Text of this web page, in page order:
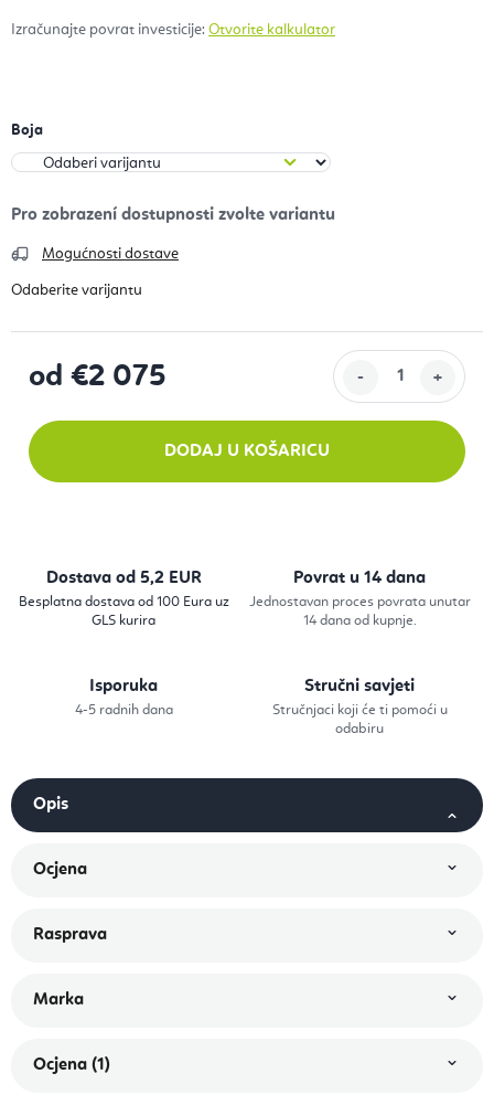
Izračunajte povrat investicije: Otvorite kalkulator
Boja
Mogućnosti dostave
od €2 075
DODAJ U KOŠARICU
Dostava od 5,2 EUR
Besplatna dostava od 100 Eura uz
GLS kurira
Povrat u 14 dana
Jednostavan proces povrata unutar
14 dana od kupnje.
Isporuka
4-5 radnih dana
Stručni savjeti
Stručnjaci koji će ti pomoći u
odabiru
Ocjena (1)